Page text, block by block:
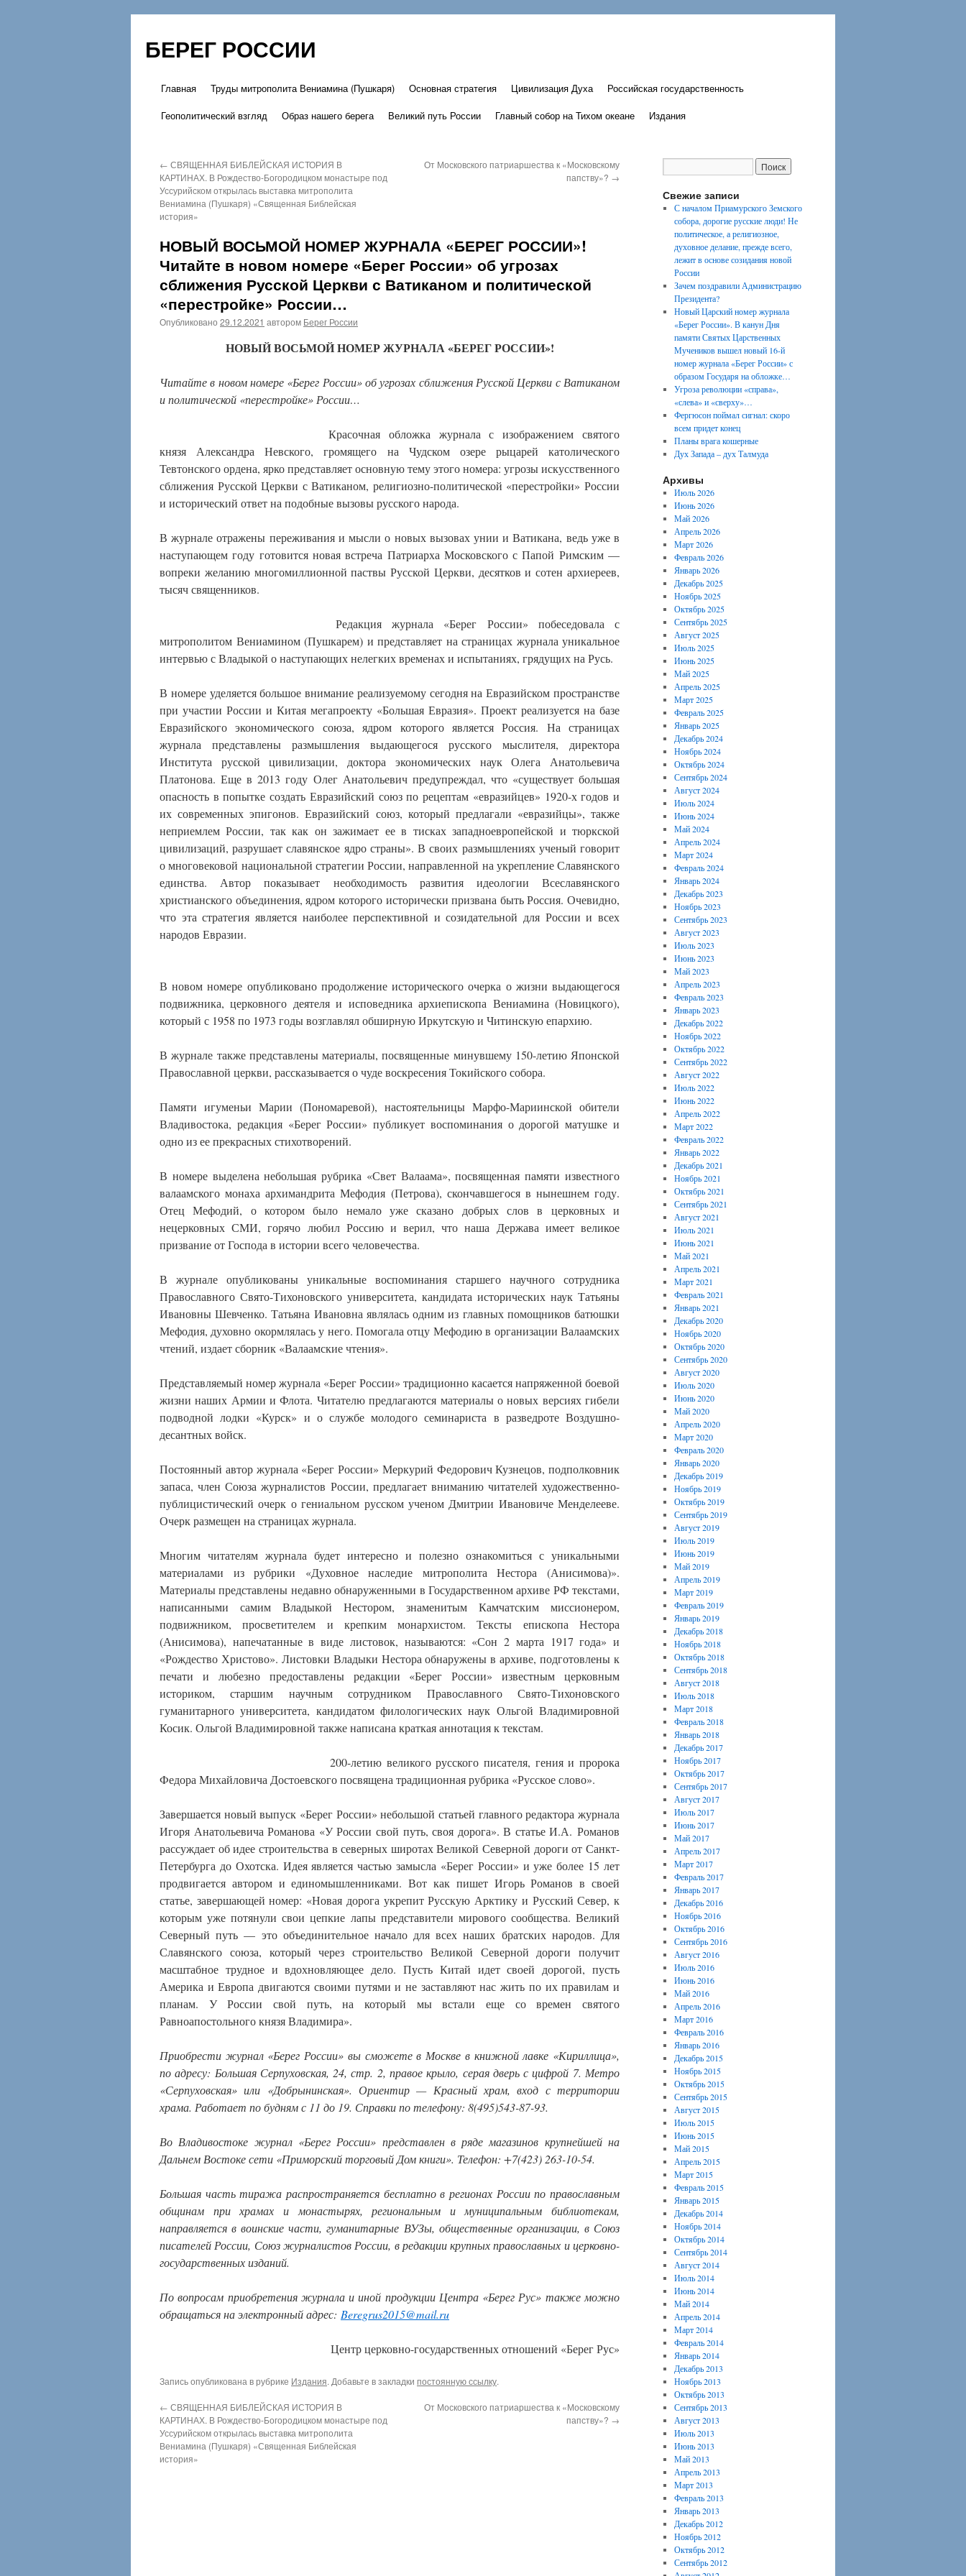
БЕРЕГ РОССИИ
Перейти
Главная Труды митрополита Вениамина (Пушкаря) Основная стратегия Цивилизация Духа
Российская государственность
Геополитический взгляд
Образ нашего берега Великий путь России Главный собор на Тихом океане Издания
← СВЯЩЕННАЯ БИБЛЕЙСКАЯ ИСТОРИЯ В
КАРТИНАХ. В Рождество-Богородицком монастыре под
Уссурийском открылась выставка митрополита
Вениамина (Пушкаря) «Священная Библейская
история»
От Московского патриаршества к «Московскому
папству»? →
НОВЫЙ ВОСЬМОЙ НОМЕР ЖУРНАЛА «БЕРЕГ РОССИИ»!
Читайте в новом номере «Берег России» об угрозах
сближения Русской Церкви с Ватиканом и политической
«перестройке» России…
Опубликовано 29.12.2021 автором Берег России
НОВЫЙ ВОСЬМОЙ НОМЕР ЖУРНАЛА «БЕРЕГ РОССИИ»!
Читайте в новом номере «Берег России» об угрозах сближения Русской Церкви с Ватиканом
и политической «перестройке» России…
Красочная обложка журнала с изображением святого
князя Александра Невского, громящего на Чудском озере рыцарей католического
Тевтонского ордена, ярко представляет основную тему этого номера: угрозы искусственного
сближения Русской Церкви с Ватиканом, религиозно-политической «перестройки» России
и исторический ответ на подобные вызовы русского народа.
В журнале отражены переживания и мысли о новых вызовах унии и Ватикана, ведь уже в
наступающем году готовится новая встреча Патриарха Московского с Папой Римским —
вопреки желанию многомиллионной паствы Русской Церкви, десятков и сотен архиереев,
тысяч священников.
Редакция журнала «Берег России» побеседовала с
митрополитом Вениамином (Пушкарем) и представляет на страницах журнала уникальное
интервью с Владыкой о наступающих нелегких временах и испытаниях, грядущих на Русь.
В номере уделяется большое внимание реализуемому сегодня на Евразийском пространстве
при участии России и Китая мегапроекту «Большая Евразия». Проект реализуется на базе
Евразийского экономического союза, ядром которого является Россия. На страницах
журнала представлены размышления выдающегося русского мыслителя, директора
Института русской цивилизации, доктора экономических наук Олега Анатольевича
Платонова. Еще в 2013 году Олег Анатольевич предупреждал, что «существует большая
опасность в попытке создать Евразийский союз по рецептам «евразийцев» 1920-х годов и
их современных эпигонов. Евразийский союз, который предлагали «евразийцы», также
неприемлем России, так как он зажимает ее в тисках западноевропейской и тюркской
цивилизаций, разрушает славянское ядро страны». В своих размышлениях ученый говорит
о многовековой национальной стратегии России, направленной на укрепление Славянского
единства. Автор показывает необходимость развития идеологии Всеславянского
христианского объединения, ядром которого исторически призвана быть Россия. Очевидно,
что эта стратегия является наиболее перспективной и созидательной для России и всех
народов Евразии.
В новом номере опубликовано продолжение исторического очерка о жизни выдающегося
подвижника, церковного деятеля и исповедника архиепископа Вениамина (Новицкого),
который с 1958 по 1973 годы возглавлял обширную Иркутскую и Читинскую епархию.
В журнале также представлены материалы, посвященные минувшему 150-летию Японской
Православной церкви, рассказывается о чуде воскресения Токийского собора.
Памяти игуменьи Марии (Пономаревой), настоятельницы Марфо-Мариинской обители
Владивостока, редакция «Берег России» публикует воспоминания о дорогой матушке и
одно из ее прекрасных стихотворений.
В номере выделена небольшая рубрика «Свет Валаама», посвященная памяти известного
валаамского монаха архимандрита Мефодия (Петрова), скончавшегося в нынешнем году.
Отец Мефодий, о котором было немало уже сказано добрых слов в церковных и
нецерковных СМИ, горячо любил Россию и верил, что наша Держава имеет великое
призвание от Господа в истории всего человечества.
В журнале опубликованы уникальные воспоминания старшего научного сотрудника
Православного Свято-Тихоновского университета, кандидата исторических наук Татьяны
Ивановны Шевченко. Татьяна Ивановна являлась одним из главных помощников батюшки
Мефодия, духовно окормлялась у него. Помогала отцу Мефодию в организации Валаамских
чтений, издает сборник «Валаамские чтения».
Представляемый номер журнала «Берег России» традиционно касается напряженной боевой
жизни наших Армии и Флота. Читателю предлагаются материалы о новых версиях гибели
подводной лодки «Курск» и о службе молодого семинариста в разведроте Воздушно-
десантных войск.
Постоянный автор журнала «Берег России» Меркурий Федорович Кузнецов, подполковник
запаса, член Союза журналистов России, предлагает вниманию читателей художественно-
публицистический очерк о гениальном русском ученом Дмитрии Ивановиче Менделееве.
Очерк размещен на страницах журнала.
Многим читателям журнала будет интересно и полезно ознакомиться с уникальными
материалами из рубрики «Духовное наследие митрополита Нестора (Анисимова)».
Материалы представлены недавно обнаруженными в Государственном архиве РФ текстами,
написанными самим Владыкой Нестором, знаменитым Камчатским миссионером,
подвижником, просветителем и крепким монархистом. Тексты епископа Нестора
(Анисимова), напечатанные в виде листовок, называются: «Сон 2 марта 1917 года» и
«Рождество Христово». Листовки Владыки Нестора обнаружены в архиве, подготовлены к
печати и любезно предоставлены редакции «Берег России» известным церковным
историком, старшим научным сотрудником Православного Свято-Тихоновского
гуманитарного университета, кандидатом филологических наук Ольгой Владимировной
Косик. Ольгой Владимировной также написана краткая аннотация к текстам.
200-летию великого русского писателя, гения и пророка
Федора Михайловича Достоевского посвящена традиционная рубрика «Русское слово».
Завершается новый выпуск «Берег России» небольшой статьей главного редактора журнала
Игоря Анатольевича Романова «У России свой путь, своя дорога». В статье И.А. Романов
рассуждает об идее строительства в северных широтах Великой Северной дороги от Санкт-
Петербурга до Охотска. Идея является частью замысла «Берег России» и уже более 15 лет
продвигается автором и единомышленниками. Вот как пишет Игорь Романов в своей
статье, завершающей номер: «Новая дорога укрепит Русскую Арктику и Русский Север, к
которым уже потянули свои цепкие лапы представители мирового сообщества. Великий
Северный путь — это объединительное начало для всех наших братских народов. Для
Славянского союза, который через строительство Великой Северной дороги получит
масштабное трудное и вдохновляющее дело. Пусть Китай идет своей дорогой, пусть
Америка и Европа двигаются своими путями и не заставляют нас жить по их правилам и
планам. У России свой путь, на который мы встали еще со времен святого
Равноапостольного князя Владимира».
Приобрести журнал «Берег России» вы сможете в Москве в книжной лавке «Кириллица»,
по адресу: Большая Серпуховская, 24, стр. 2, правое крыло, серая дверь с цифрой 7. Метро
«Серпуховская» или «Добрынинская». Ориентир — Красный храм, вход с территории
храма. Работает по будням с 11 до 19. Справки по телефону: 8(495)543-87-93.
Во Владивостоке журнал «Берег России» представлен в ряде магазинов крупнейшей на
Дальнем Востоке сети «Приморский торговый Дом книги». Телефон: +7(423) 263-10-54.
Большая часть тиража распространяется бесплатно в регионах России по православным
общинам при храмах и монастырях, региональным и муниципальным библиотекам,
направляется в воинские части, гуманитарные ВУЗы, общественные организации, в Союз
писателей России, Союз журналистов России, в редакции крупных православных и церковно-
государственных изданий.
По вопросам приобретения журнала и иной продукции Центра «Берег Рус» также можно
обращаться на электронный адрес: Beregrus2015@mail.ru
Центр церковно-государственных отношений «Берег Рус»
Запись опубликована в рубрике Издания. Добавьте в закладки постоянную ссылку.
← СВЯЩЕННАЯ БИБЛЕЙСКАЯ ИСТОРИЯ В
КАРТИНАХ. В Рождество-Богородицком монастыре под
Уссурийском открылась выставка митрополита
Вениамина (Пушкаря) «Священная Библейская
история»
От Московского патриаршества к «Московскому
папству»? →
Свежие записи
С началом Приамурского Земского
собора, дорогие русские люди! Не
политическое, а религиозное,
духовное делание, прежде всего,
лежит в основе созидания новой
России
Зачем поздравили Администрацию
Президента?
Новый Царский номер журнала
«Берег России». В канун Дня
памяти Святых Царственных
Мучеников вышел новый 16-й
номер журнала «Берег России» с
образом Государя на обложке…
Угроза революции «справа»,
«слева» и «сверху»…
Фергюсон поймал сигнал: скоро
всем придет конец
Планы врага кошерные
Дух Запада – дух Талмуда
Архивы
Июль 2026
Июнь 2026
Май 2026
Апрель 2026
Март 2026
Февраль 2026
Январь 2026
Декабрь 2025
Ноябрь 2025
Октябрь 2025
Сентябрь 2025
Август 2025
Июль 2025
Июнь 2025
Май 2025
Апрель 2025
Март 2025
Февраль 2025
Январь 2025
Декабрь 2024
Ноябрь 2024
Октябрь 2024
Сентябрь 2024
Август 2024
Июль 2024
Июнь 2024
Май 2024
Апрель 2024
Март 2024
Февраль 2024
Январь 2024
Декабрь 2023
Ноябрь 2023
Сентябрь 2023
Август 2023
Июль 2023
Июнь 2023
Май 2023
Апрель 2023
Февраль 2023
Январь 2023
Декабрь 2022
Ноябрь 2022
Октябрь 2022
Сентябрь 2022
Август 2022
Июль 2022
Июнь 2022
Апрель 2022
Март 2022
Февраль 2022
Январь 2022
Декабрь 2021
Ноябрь 2021
Октябрь 2021
Сентябрь 2021
Август 2021
Июль 2021
Июнь 2021
Май 2021
Апрель 2021
Март 2021
Февраль 2021
Январь 2021
Декабрь 2020
Ноябрь 2020
Октябрь 2020
Сентябрь 2020
Август 2020
Июль 2020
Июнь 2020
Май 2020
Апрель 2020
Март 2020
Февраль 2020
Январь 2020
Декабрь 2019
Ноябрь 2019
Октябрь 2019
Сентябрь 2019
Август 2019
Июль 2019
Июнь 2019
Май 2019
Апрель 2019
Март 2019
Февраль 2019
Январь 2019
Декабрь 2018
Ноябрь 2018
Октябрь 2018
Сентябрь 2018
Август 2018
Июль 2018
Март 2018
Февраль 2018
Январь 2018
Декабрь 2017
Ноябрь 2017
Октябрь 2017
Сентябрь 2017
Август 2017
Июль 2017
Июнь 2017
Май 2017
Апрель 2017
Март 2017
Февраль 2017
Январь 2017
Декабрь 2016
Ноябрь 2016
Октябрь 2016
Сентябрь 2016
Август 2016
Июль 2016
Июнь 2016
Май 2016
Апрель 2016
Март 2016
Февраль 2016
Январь 2016
Декабрь 2015
Ноябрь 2015
Октябрь 2015
Сентябрь 2015
Август 2015
Июль 2015
Июнь 2015
Май 2015
Апрель 2015
Март 2015
Февраль 2015
Январь 2015
Декабрь 2014
Ноябрь 2014
Октябрь 2014
Сентябрь 2014
Август 2014
Июль 2014
Июнь 2014
Май 2014
Апрель 2014
Март 2014
Февраль 2014
Январь 2014
Декабрь 2013
Ноябрь 2013
Октябрь 2013
Сентябрь 2013
Август 2013
Июль 2013
Июнь 2013
Май 2013
Апрель 2013
Март 2013
Февраль 2013
Январь 2013
Декабрь 2012
Ноябрь 2012
Октябрь 2012
Сентябрь 2012